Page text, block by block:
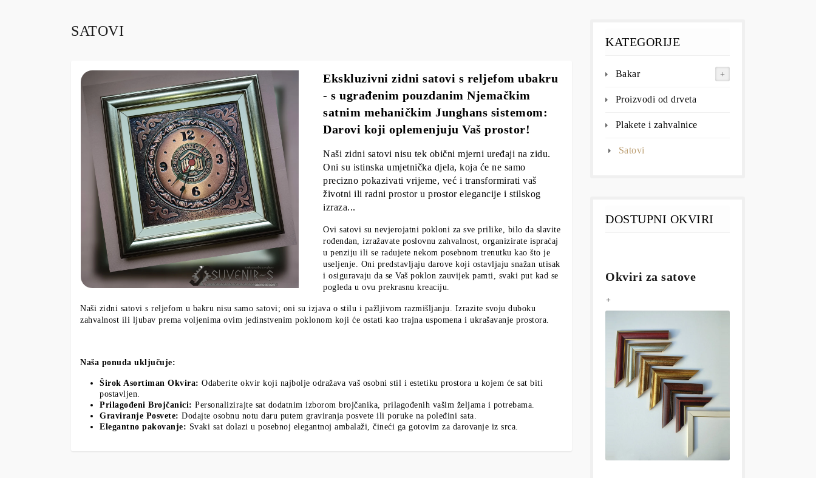
SATOVI
Ekskluzivni zidni satovi s reljefom ubakru
- s ugrađenim pouzdanim Njemačkim
satnim mehaničkim Junghans sistemom:
Darovi koji oplemenjuju Vaš prostor!
Naši zidni satovi nisu tek obični mjerni uređaji na zidu.
Oni su istinska umjetnička djela, koja će ne samo
precizno pokazivati vrijeme, već i transformirati vaš
životni ili radni prostor u prostor elegancije i stilskog
izraza...
Ovi satovi su nevjerojatni pokloni za sve prilike, bilo da slavite
rođendan, izražavate poslovnu zahvalnost, organizirate ispraćaj
u penziju ili se radujete nekom posebnom trenutku kao što je
useljenje. Oni predstavljaju darove koji ostavljaju snažan utisak
i osiguravaju da se Vaš poklon zauvijek pamti, svaki put kad se
pogleda u ovu prekrasnu kreaciju.
Naši zidni satovi s reljefom u bakru nisu samo satovi; oni su izjava o stilu i pažljivom razmišljanju. Izrazite svoju duboku
zahvalnost ili ljubav prema voljenima ovim jedinstvenim poklonom koji će ostati kao trajna uspomena i ukrašavanje prostora.
Naša ponuda uključuje:
Širok Asortiman Okvira: Odaberite okvir koji najbolje odražava vaš osobni stil i estetiku prostora u kojem će sat biti
postavljen.
Prilagođeni Brojčanici: Personalizirajte sat dodatnim izborom brojčanika, prilagođenih vašim željama i potrebama.
Graviranje Posvete: Dodajte osobnu notu daru putem graviranja posvete ili poruke na poleđini sata.
Elegantno pakovanje: Svaki sat dolazi u posebnoj elegantnoj ambalaži, čineći ga gotovim za darovanje iz srca.
KATEGORIJE
Bakar
Proizvodi od drveta
Plakete i zahvalnice
Satovi
DOSTUPNI OKVIRI
Okviri za satove
+